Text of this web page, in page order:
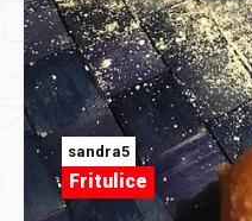
sandra5
Fritulice